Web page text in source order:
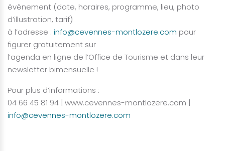
évènement (date, horaires, programme, lieu, photo
d’illustration, tarif)
à l’adresse : info@cevennes-montlozere.com pour
figurer gratuitement sur
l’agenda en ligne de l’Office de Tourisme et dans leur
newsletter bimensuelle !
Pour plus d’informations :
04 66 45 81 94 | www.cevennes-montlozere.com |
info@cevennes-montlozere.com